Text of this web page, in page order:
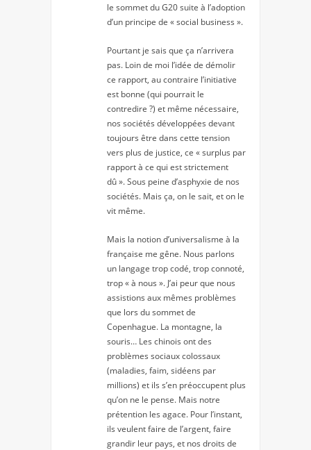
le sommet du G20 suite à l’adoption
d’un principe de « social business ».
Pourtant je sais que ça n’arrivera
pas. Loin de moi l’idée de démolir
ce rapport, au contraire l’initiative
est bonne (qui pourrait le
contredire ?) et même nécessaire,
nos sociétés développées devant
toujours être dans cette tension
vers plus de justice, ce « surplus par
rapport à ce qui est strictement
dû ». Sous peine d’asphyxie de nos
sociétés. Mais ça, on le sait, et on le
vit même.
Mais la notion d’universalisme à la
française me gêne. Nous parlons
un langage trop codé, trop connoté,
trop « à nous ». J’ai peur que nous
assistions aux mêmes problèmes
que lors du sommet de
Copenhague. La montagne, la
souris… Les chinois ont des
problèmes sociaux colossaux
(maladies, faim, sidéens par
millions) et ils s’en préoccupent plus
qu’on ne le pense. Mais notre
prétention les agace. Pour l’instant,
ils veulent faire de l’argent, faire
grandir leur pays, et nos droits de